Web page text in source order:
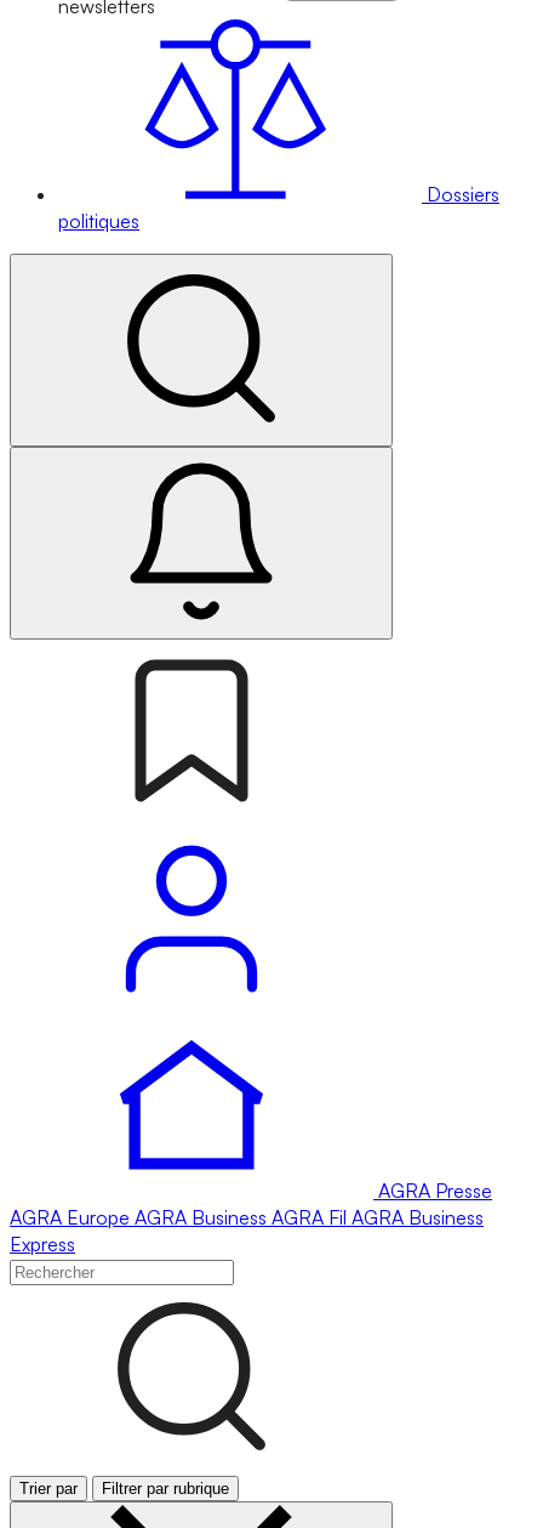
newsletters
Dossiers
politiques
AGRA Presse
AGRA Europe AGRA Business AGRA Fil AGRA Business
Express
Trier par Filtrer par rubrique